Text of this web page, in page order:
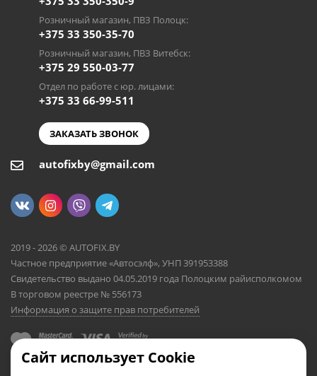
Розничный магазин, ПВЗ Полоцк:
+375 33 350-35-70
Розничный магазин, ПВЗ Витебск:
+375 29 550-03-77
Отдел по работе с юр. лицами:
+375 33 66-99-511
ЗАКАЗАТЬ ЗВОНОК
autofixby@gmail.com
2019 - 2026 © AUTOFIX.BY
Частное предприятие «Автосэлф», УНП 391953388
Свидетельство выдано 04.05.2019 года Полоцким райисполкомом
В торговом реестре № 556173
Информация о защите прав потребителей
Сайт использует Cookie